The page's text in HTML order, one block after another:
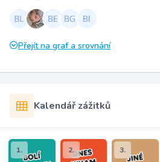
Přejít na graf a srovnání
Kalendář zážitků
1. 2. 3.